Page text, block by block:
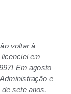
voltar à
em
Em agosto
e
sete anos,